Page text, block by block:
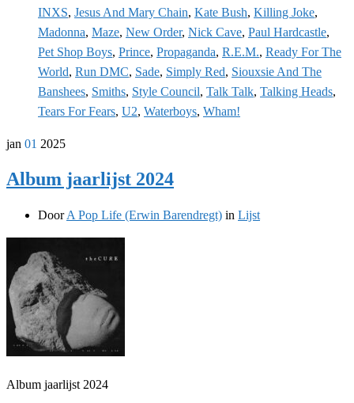
INXS, Jesus And Mary Chain, Kate Bush, Killing Joke,
Madonna, Maze, New Order, Nick Cave, Paul Hardcastle,
Pet Shop Boys, Prince, Propaganda, R.E.M., Ready For The
World, Run DMC, Sade, Simply Red, Siouxsie And The
Banshees, Smiths, Style Council, Talk Talk, Talking Heads,
Tears For Fears, U2, Waterboys, Wham!
jan 01 2025
Album jaarlijst 2024
DoorA Pop Life (Erwin Barendregt) in Lijst
Album jaarlijst 2024